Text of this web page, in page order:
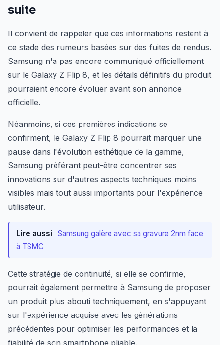
suite
Il convient de rappeler que ces informations restent à
ce stade des rumeurs basées sur des fuites de rendus.
Samsung n'a pas encore communiqué officiellement
sur le Galaxy Z Flip 8, et les détails définitifs du produit
pourraient encore évoluer avant son annonce
officielle.
Néanmoins, si ces premières indications se
confirment, le Galaxy Z Flip 8 pourrait marquer une
pause dans l'évolution esthétique de la gamme,
Samsung préférant peut-être concentrer ses
innovations sur d'autres aspects techniques moins
visibles mais tout aussi importants pour l'expérience
utilisateur.
Lire aussi : Samsung galère avec sa gravure 2nm face
à TSMC
Cette stratégie de continuité, si elle se confirme,
pourrait également permettre à Samsung de proposer
un produit plus abouti techniquement, en s'appuyant
sur l'expérience acquise avec les générations
précédentes pour optimiser les performances et la
fiabilité de son smartphone pliable.